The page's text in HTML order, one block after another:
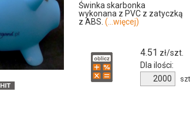
Świnka skarbonka
wykonana z PVC z zatyczką
z ABS. (...więcej)
4.51 zł/szt.
Dla ilości:
Ilość
produktu